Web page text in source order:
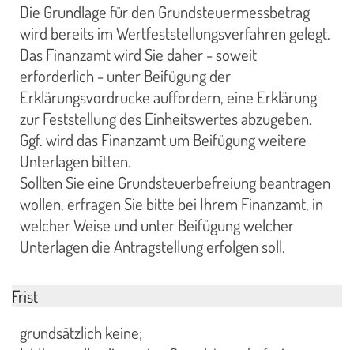
Die Grundlage für den Grundsteuermessbetrag
wird bereits im Wertfeststellungsverfahren gelegt.
Das Finanzamt wird Sie daher - soweit
erforderlich - unter Beifügung der
Erklärungsvordrucke auffordern, eine Erklärung
zur Feststellung des Einheitswertes abzugeben.
Ggf. wird das Finanzamt um Beifügung weitere
Unterlagen bitten.
Sollten Sie eine Grundsteuerbefreiung beantragen
wollen, erfragen Sie bitte bei Ihrem Finanzamt, in
welcher Weise und unter Beifügung welcher
Unterlagen die Antragstellung erfolgen soll.
Frist
grundsätzlich keine;